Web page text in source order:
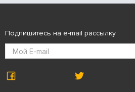
Подпишитесь на e-mail рассылку